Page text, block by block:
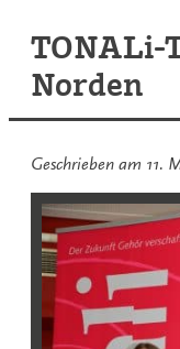
Norden
Geschrieben am 11.